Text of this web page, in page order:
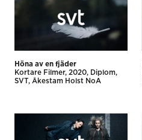
Höna av en fjäder
Kortare Filmer 2020
Diplom
SVT
Åkestam Holst NoA